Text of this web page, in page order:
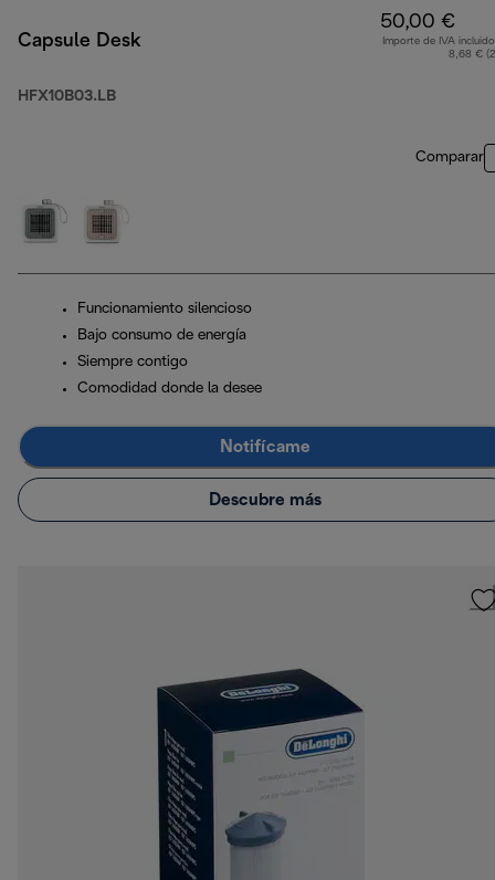
Capsule Desk
HFX10B03.LB
50,00 €
Importe de IVA
8,68 €
Comparar
Funcionamiento silencioso
Bajo consumo de energía
Siempre contigo
Comodidad donde la desee
Notifícame
Descubre más